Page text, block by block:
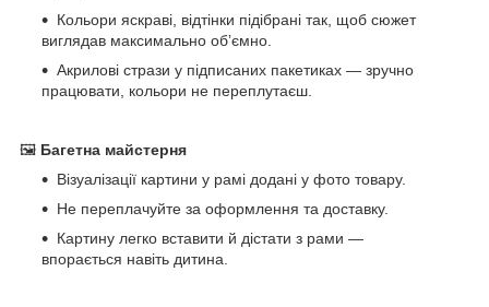
Кольори яскраві, відтінки підібрані так, щоб сюжет
виглядав максимально обʼємно.
Акрилові стрази у підписаних пакетиках — зручно
працювати, кольори не переплутаєш.
🖼 Багетна майстерня
Візуалізації картини у рамі додані у фото товару.
Не переплачуйте за оформлення та доставку.
Картину легко вставити й дістати з рами —
впорається навіть дитина.